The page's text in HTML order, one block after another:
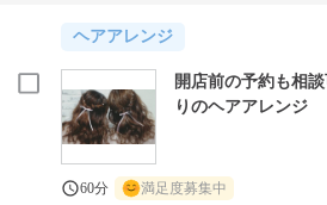
ヘアアレンジ
開店前の予約も相
りのヘアアレンジ
60分 満足度募集中